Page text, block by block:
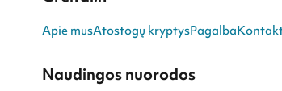
Apie musAtostogų kryptysPagalba
Naudingos nuorodos